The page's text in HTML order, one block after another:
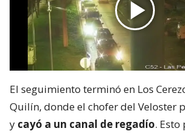
El seguimiento terminó en Los
Quilín, donde el chofer del Veloster
y cayó a un canal de regadío. Esto